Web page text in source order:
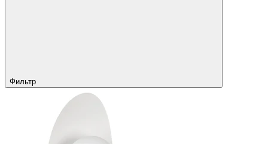
Фильтр